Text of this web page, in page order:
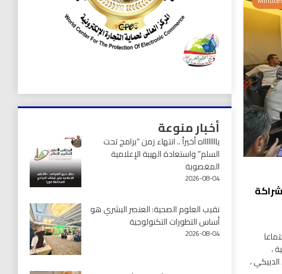
،
،
أخبار منوعة
يااااااااه أخيراً .. انتهاء زمن “برامج تحت
السلم” واستعادة الهيبة الإعلامية
المغصوبة
2026-08-04
نقيب العلوم الصحية: العنصر البشري هو
أساس التطورات التكنولوجية
2026-08-04